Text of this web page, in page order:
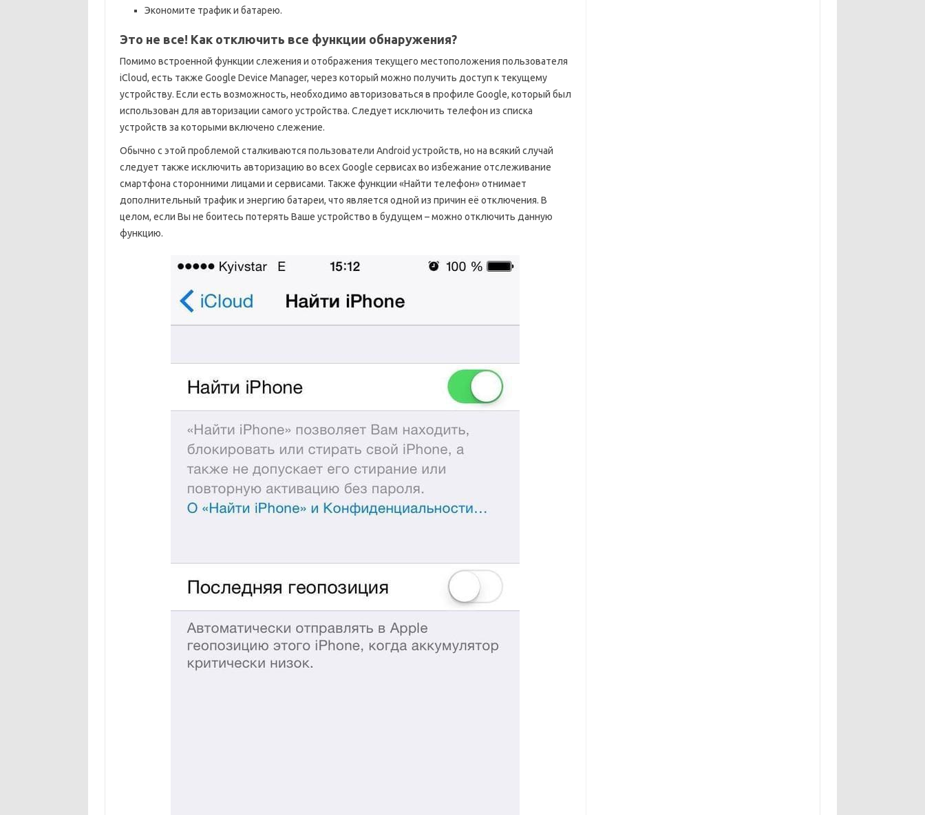
Экономите трафик и батарею.
Это не все! Как отключить все функции обнаружения?
Помимо встроенной функции слежения и отображения текущего местоположения пользователя
iCloud, есть также Google Device Manager, через который можно получить доступ к текущему
устройству. Если есть возможность, необходимо авторизоваться в профиле Google, который был
использован для авторизации самого устройства. Следует исключить телефон из списка
устройств за которыми включено слежение.
Обычно с этой проблемой сталкиваются пользователи Android устройств, но на всякий случай
следует также исключить авторизацию во всех Google сервисах во избежание отслеживание
смартфона сторонними лицами и сервисами. Также функции «Найти телефон» отнимает
дополнительный трафик и энергию батареи, что является одной из причин её отключения. В
целом, если Вы не боитесь потерять Ваше устройство в будущем – можно отключить данную
функцию.